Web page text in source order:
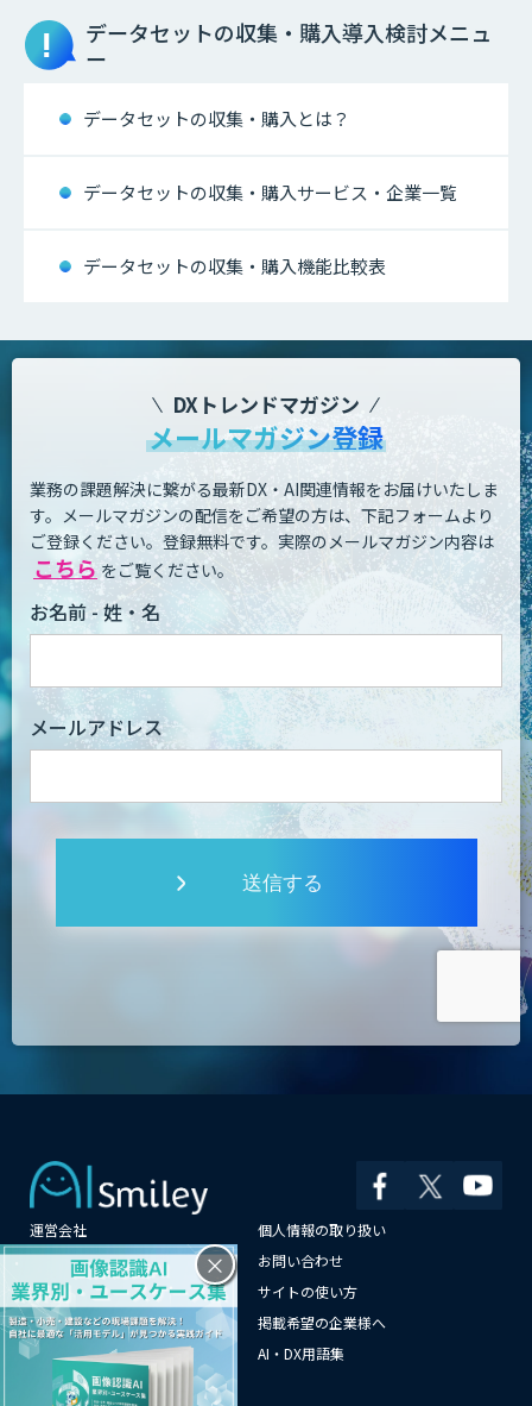
データセットの収集・購入導入検討メニュ
ー
データセットの収集・購入とは？
データセットの収集・購入サービス・企業一覧
データセットの収集・購入機能比較表
DXトレンドマガジン
メールマガジン登録
業務の課題解決に繋がる最新DX・AI関連情報をお届けいたしま
す。 メールマガジンの配信をご希望の方は、下記フォームより
ご登録ください。登録無料です。 実際のメールマガジン内容は
こちら をご覧ください。
お名前 - 姓・名
メールアドレス
送信する
運営会社
個人情報の取り扱い
よくある質問
お問い合わせ
メールマガジン登録
サイトの使い方
情報提供はこちらから
掲載希望の企業様へ
AI企業一覧
AI・DX用語集
サイトマップ
×